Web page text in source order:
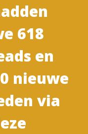
618
en
nieuwe
via